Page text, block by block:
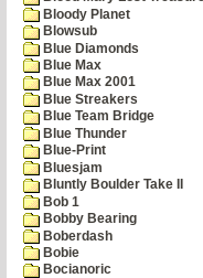
Bloody Planet
Blowsub
Blue Diamonds
Blue Max
Blue Max 2001
Blue Streakers
Blue Team Bridge
Blue Thunder
Blue-Print
Bluesjam
Bluntly Boulder Take II
Bob 1
Bobby Bearing
Boberdash
Bobie
Bocianoric